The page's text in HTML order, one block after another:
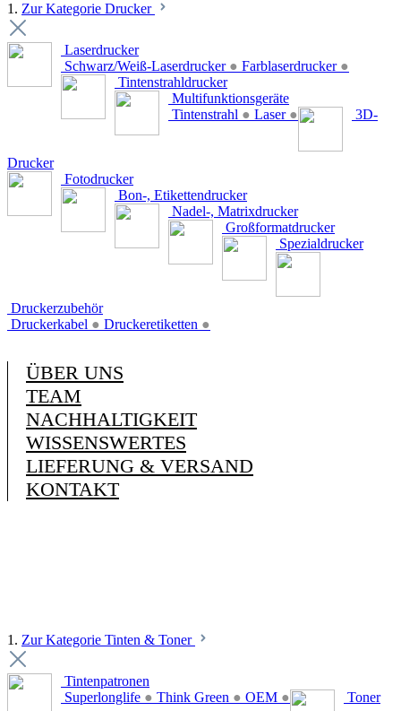
1. Zur Kategorie Drucker
Laserdrucker
Schwarz/Weiß-Laserdrucker ● Farblaserdrucker ●
Tintenstrahldrucker
Multifunktionsgeräte
Tintenstrahl ● Laser ● 3D-
Drucker
Fotodrucker
Bon-, Etikettendrucker
Nadel-, Matrixdrucker
Großformatdrucker
Spezialdrucker
Druckerzubehör
Druckerkabel ● Druckeretiketten ●
ÜBER UNS
TEAM
NACHHALTIGKEIT
WISSENSWERTES
LIEFERUNG & VERSAND
KONTAKT
1. Zur Kategorie Tinten & Toner
Tintenpatronen
Superlonglife ● Think Green ● OEM ● Toner